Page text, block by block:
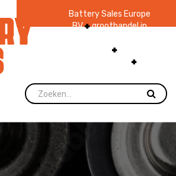
Battery Sales Europe
BV groothandel in
zaklampen Ruim 48
jaar ervaring
voorraad.